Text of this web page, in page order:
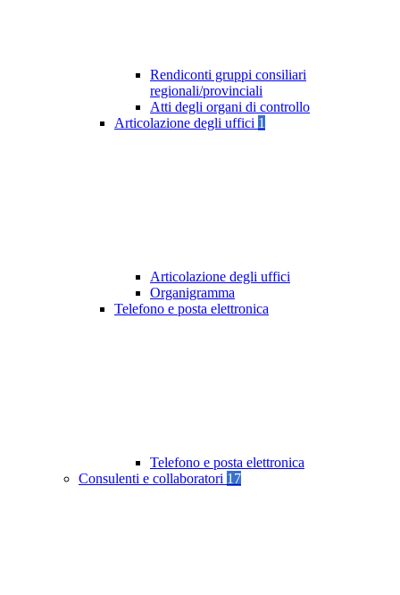
Rendiconti gruppi consiliari
regionali/provinciali
Atti degli organi di controllo
Articolazione degli uffici 1
Articolazione degli uffici
Organigramma
Telefono e posta elettronica
Telefono e posta elettronica
Consulenti e collaboratori 17